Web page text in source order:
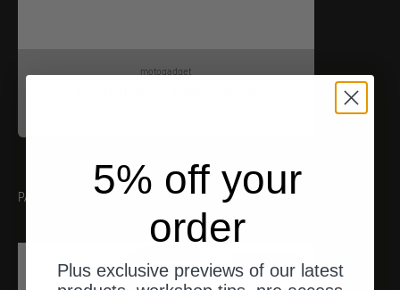
motogadget
PASSENDES WERKZEUG
ships from Germany
5% off your
order
Plus exclusive previews of our latest